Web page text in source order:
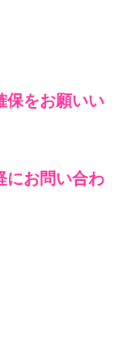
をお願いい
お問い合わ